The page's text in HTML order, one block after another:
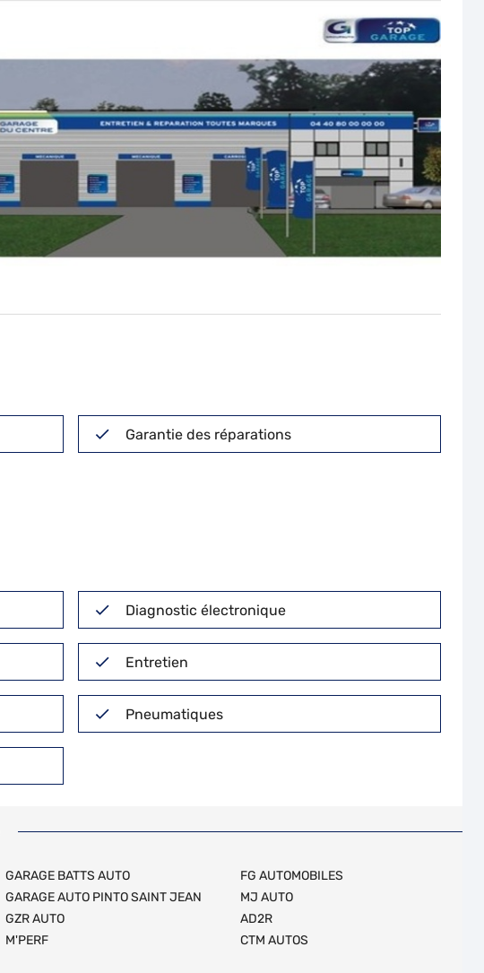
Garantie des réparations
Diagnostic électronique
Entretien
Pneumatiques
GARAGE BATTS AUTO
GARAGE AUTO PINTO SAINT JEAN
GZR AUTO
M'PERF
FG AUTOMOBILES
MJ AUTO
AD2R
CTM AUTOS